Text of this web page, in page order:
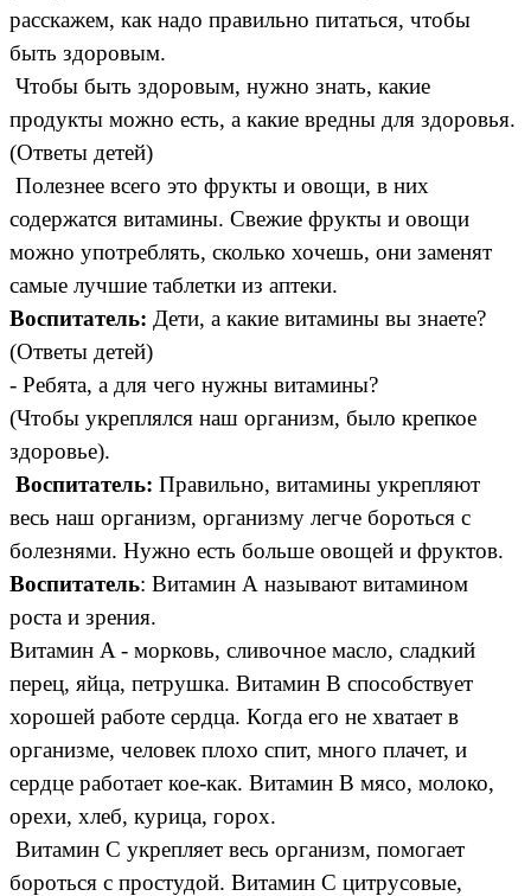
расскажем, как надо правильно питаться, чтобы
быть здоровым.
Чтобы быть здоровым, нужно знать, какие
продукты можно есть, а какие вредны для здоровья.
(Ответы детей)
Полезнее всего это фрукты и овощи, в них
содержатся витамины. Свежие фрукты и овощи
можно употреблять, сколько хочешь, они заменят
самые лучшие таблетки из аптеки.
Воспитатель: Дети, а какие витамины вы знаете?
(Ответы детей)
- Ребята, а для чего нужны витамины?
(Чтобы укреплялся наш организм, было крепкое
здоровье).
Воспитатель: Правильно, витамины укрепляют
весь наш организм, организму легче бороться с
болезнями. Нужно есть больше овощей и фруктов.
Воспитатель: Витамин А называют витамином
роста и зрения.
Витамин A - морковь, сливочное масло, сладкий
перец, яйца, петрушка. Витамин В способствует
хорошей работе сердца. Когда его не хватает в
организме, человек плохо спит, много плачет, и
сердце работает кое-как. Витамин В мясо, молоко,
орехи, хлеб, курица, горох.
Витамин С укрепляет весь организм, помогает
бороться с простудой. Витамин С цитрусовые,